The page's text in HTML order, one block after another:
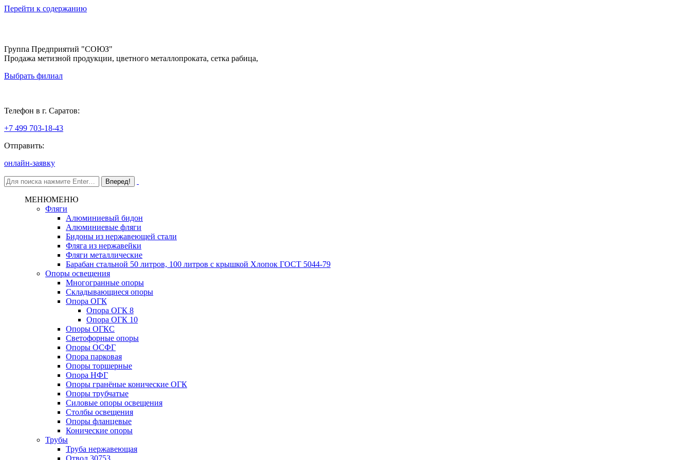
Перейти к содержанию
Группа Предприятий "СОЮЗ"
Продажа метизной продукции, цветного металлопроката, сетка рабица,
Выбрать филиал
Телефон в г. Саратов:
+7 499 703-18-43
Отправить:
онлайн-заявку
МЕНЮМЕНЮ
Фляги
Алюминиевый бидон
Алюминиевые фляги
Бидоны из нержавеющей стали
Фляга из нержавейки
Фляги металлические
Барабан стальной 50 литров, 100 литров с крышкой Хлопок ГОСТ 5044-79
Опоры освещения
Многогранные опоры
Складывающиеся опоры
Опора ОГК
Опора ОГК 8
Опора ОГК 10
Опоры ОГКС
Светофорные опоры
Опоры ОСФГ
Опора парковая
Опоры торшерные
Опора НФГ
Опоры гранёные конические ОГК
Опоры трубчатые
Силовые опоры освещения
Столбы освещения
Опоры фланцевые
Конические опоры
Трубы
Труба нержавеющая
Отвод 30753